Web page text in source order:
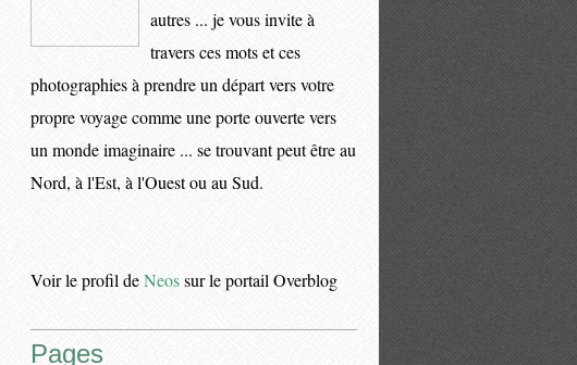
autres ... je vous invite à
travers ces mots et ces
photographies à prendre un départ vers votre
propre voyage comme une porte ouverte vers
un monde imaginaire ... se trouvant peut être au
Nord, à l'Est, à l'Ouest ou au Sud.
Voir le profil deNeossur le portail Overblog
Pages